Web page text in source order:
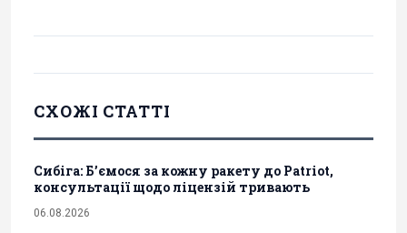
СХОЖІ СТАТТІ
Сибіга: Б’ємося за кожну ракету до Patriot,
консультації щодо ліцензій тривають
06.08.2026